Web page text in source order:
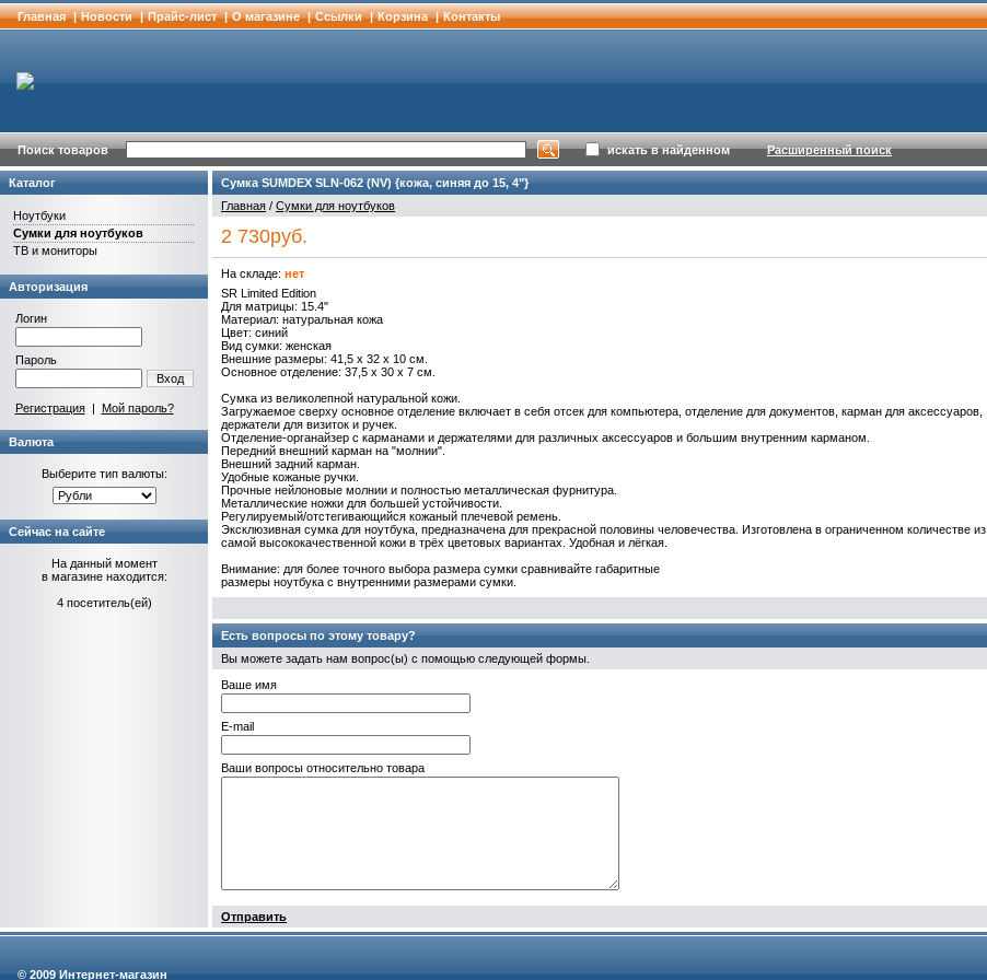
Главная | Новости | Прайс-лист | О магазине | Cсылки | Корзина | Контакты
Поиск товаров искать в найденном Расширенный поиск
Каталог
Ноутбуки
Сумки для ноутбуков
ТВ и мониторы
Авторизация
Логин
Пароль
Вход
Регистрация| Мой пароль?
Валюта
Выберите тип валюты:
Сейчас на сайте
На данный момент
в магазине находится:
4 посетитель(ей)
Сумка SUMDEX SLN-062 (NV) {кожа, синяя до 15, 4"}
Главная / Сумки для ноутбуков
2 730руб.
На складе: нет
SR Limited Edition
Для матрицы: 15.4"
Материал: натуральная кожа
Цвет: синий
Вид сумки: женская
Внешние размеры: 41,5 x 32 x 10 см.
Основное отделение: 37,5 x 30 x 7 см.
Сумка из великолепной натуральной кожи.
Загружаемое сверху основное отделение включает в себя отсек для компьютера, отделение для документов, карман для аксессуаров,
держатели для визиток и ручек.
Отделение-органайзер с карманами и держателями для различных аксессуаров и большим внутренним карманом.
Передний внешний карман на "молнии".
Внешний задний карман.
Удобные кожаные ручки.
Прочные нейлоновые молнии и полностью металлическая фурнитура.
Металлические ножки для большей устойчивости.
Регулируемый/отстегивающийся кожаный плечевой ремень.
Эксклюзивная сумка для ноутбука, предназначена для прекрасной половины человечества. Изготовлена в ограниченном количестве из
самой высококачественной кожи в трёх цветовых вариантах. Удобная и лёгкая.
Внимание: для более точного выбора размера сумки сравнивайте габаритные
размеры ноутбука с внутренними размерами сумки.
Есть вопросы по этому товару?
Вы можете задать нам вопрос(ы) с помощью следующей формы.
Ваше имя
E-mail
Ваши вопросы относительно товара
Отправить
© 2009 Интернет-магазин